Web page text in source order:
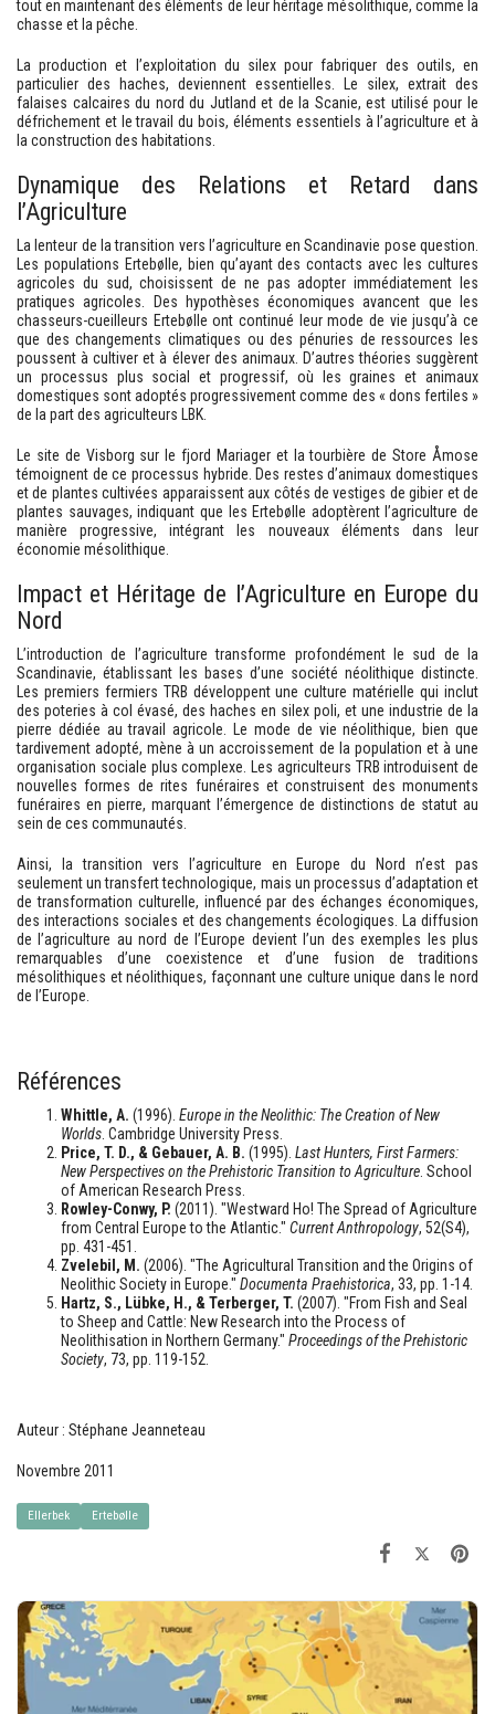
tout en maintenant des éléments de leur héritage mésolithique, comme la
chasse et la pêche.
La production et l’exploitation du silex pour fabriquer des outils, en
particulier des haches, deviennent essentielles. Le silex, extrait des
falaises calcaires du nord du Jutland et de la Scanie, est utilisé pour le
défrichement et le travail du bois, éléments essentiels à l’agriculture et à
la construction des habitations.
Dynamique des Relations et Retard dans
l’Agriculture
La lenteur de la transition vers l’agriculture en Scandinavie pose question.
Les populations Ertebølle, bien qu’ayant des contacts avec les cultures
agricoles du sud, choisissent de ne pas adopter immédiatement les
pratiques agricoles. Des hypothèses économiques avancent que les
chasseurs-cueilleurs Ertebølle ont continué leur mode de vie jusqu’à ce
que des changements climatiques ou des pénuries de ressources les
poussent à cultiver et à élever des animaux. D’autres théories suggèrent
un processus plus social et progressif, où les graines et animaux
domestiques sont adoptés progressivement comme des « dons fertiles »
de la part des agriculteurs LBK.
Le site de Visborg sur le fjord Mariager et la tourbière de Store Åmose
témoignent de ce processus hybride. Des restes d’animaux domestiques
et de plantes cultivées apparaissent aux côtés de vestiges de gibier et de
plantes sauvages, indiquant que les Ertebølle adoptèrent l’agriculture de
manière progressive, intégrant les nouveaux éléments dans leur
économie mésolithique.
Impact et Héritage de l’Agriculture en Europe du
Nord
L’introduction de l’agriculture transforme profondément le sud de la
Scandinavie, établissant les bases d’une société néolithique distincte.
Les premiers fermiers TRB développent une culture matérielle qui inclut
des poteries à col évasé, des haches en silex poli, et une industrie de la
pierre dédiée au travail agricole. Le mode de vie néolithique, bien que
tardivement adopté, mène à un accroissement de la population et à une
organisation sociale plus complexe. Les agriculteurs TRB introduisent de
nouvelles formes de rites funéraires et construisent des monuments
funéraires en pierre, marquant l’émergence de distinctions de statut au
sein de ces communautés.
Ainsi, la transition vers l’agriculture en Europe du Nord n’est pas
seulement un transfert technologique, mais un processus d’adaptation et
de transformation culturelle, influencé par des échanges économiques,
des interactions sociales et des changements écologiques. La diffusion
de l’agriculture au nord de l’Europe devient l’un des exemples les plus
remarquables d’une coexistence et d’une fusion de traditions
mésolithiques et néolithiques, façonnant une culture unique dans le nord
de l’Europe.
Références
Whittle, A. (1996). Europe in the Neolithic: The Creation of New
Worlds. Cambridge University Press.
Price, T. D., & Gebauer, A. B. (1995). Last Hunters, First Farmers:
New Perspectives on the Prehistoric Transition to Agriculture. School
of American Research Press.
Rowley-Conwy, P. (2011). "Westward Ho! The Spread of Agriculture
from Central Europe to the Atlantic." Current Anthropology, 52(S4),
pp. 431-451.
Zvelebil, M. (2006). "The Agricultural Transition and the Origins of
Neolithic Society in Europe." Documenta Praehistorica, 33, pp. 1-14.
Hartz, S., Lübke, H., & Terberger, T. (2007). "From Fish and Seal
to Sheep and Cattle: New Research into the Process of
Neolithisation in Northern Germany." Proceedings of the Prehistoric
Society, 73, pp. 119-152.
Auteur : Stéphane Jeanneteau
Novembre 2011
Ellerbek Ertebølle